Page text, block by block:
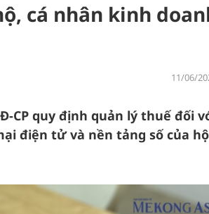
cá nhân kinh
11/06/
CP quy định quản lý thuế đối
điện tử và nền tảng số của